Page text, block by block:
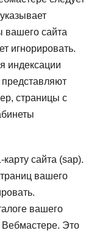
вашего сайта
игнорировать.
индексации
страницы с
сайта (sap).
вашего
вашего
Вебмастере. Это